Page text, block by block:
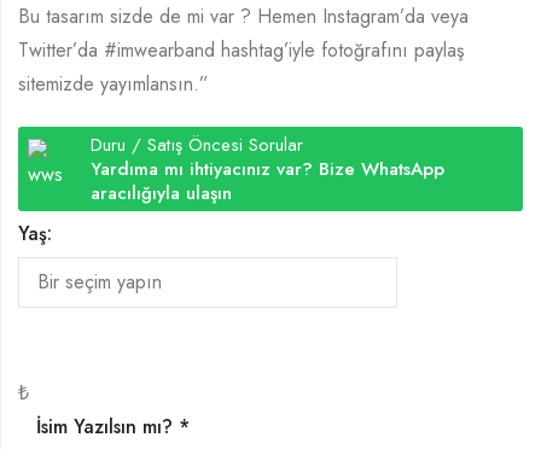
Bu tasarım sizde de mi var ? Hemen Instagram’da veya
Twitter’da #imwearband hashtag’iyle fotoğrafını paylaş
sitemizde yayımlansın.”
Duru / Satış Öncesi Sorular
Yardıma mı ihtiyacınız var? Bize WhatsApp
aracılığıyla ulaşın
Yaş:
₺
İsim Yazılsın mı? *